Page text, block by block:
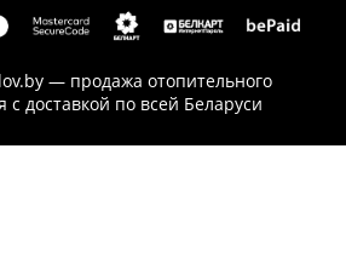
— продажа отопительного
с доставкой по всей Беларуси